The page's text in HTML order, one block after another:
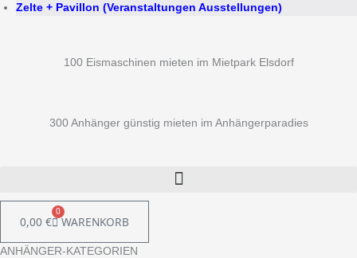
Zelte + Pavillon (Veranstaltungen Ausstellungen)
100 Eismaschinen mieten im Mietpark Elsdorf
300 Anhänger günstig mieten im Anhängerparadies
0,00 €
0
WARENKORB
ANHÄNGER-KATEGORIEN